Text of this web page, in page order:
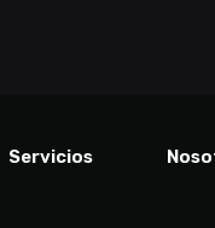
Servicios